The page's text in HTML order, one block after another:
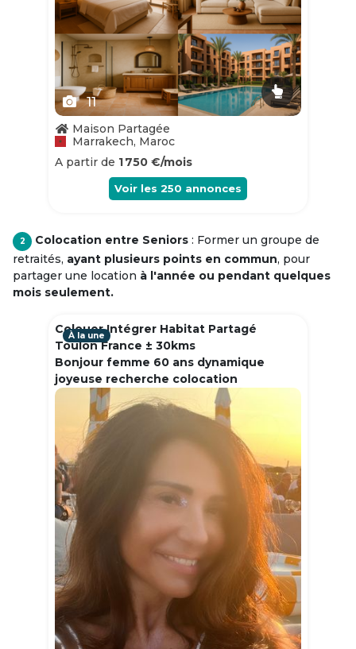
11
Maison Partagée
Marrakech, Maroc
A partir de 1 750 €/mois
Voir les 250 annonces
2 Colocation entre Seniors : Former un groupe de
retraités, ayant plusieurs points en commun, pour
partager une location à l'année ou pendant quelques
mois seulement.
Colouer Intégrer Habitat Partagé
Toulon France ± 30kms
Bonjour femme 60 ans dynamique
joyeuse recherche colocation
À la une